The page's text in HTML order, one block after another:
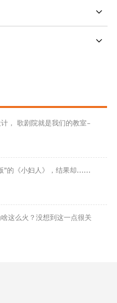
， 歌剧院就是我们的教室~
”的《小妇人》，结果却……
啥这么火？没想到这一点很关